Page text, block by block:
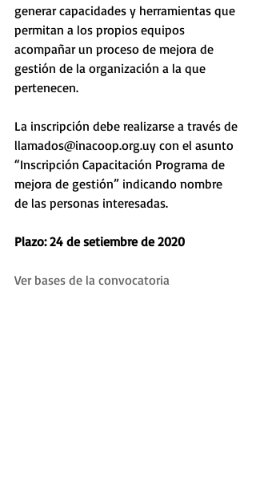
generar capacidades y herramientas que
permitan a los propios equipos
acompañar un proceso de mejora de
gestión de la organización a la que
pertenecen.
La inscripción debe realizarse a través de
llamados@inacoop.org.uy con el asunto
“Inscripción Capacitación Programa de
mejora de gestión” indicando nombre
de las personas interesadas.
Plazo: 24 de setiembre de 2020
Ver bases de la convocatoria